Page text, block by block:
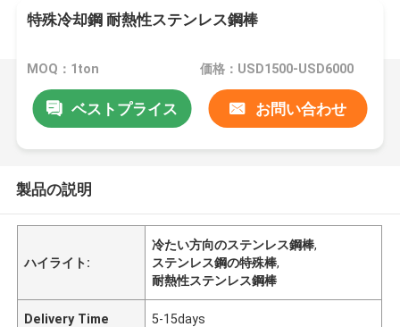
特殊冷却鋼 耐熱性ステンレス鋼棒
MOQ：1ton 価格：USD1500-USD6000
ベストプライス お問い合わせ
製品の説明
ハイライト:
冷たい方向のステンレス鋼棒,
ステンレス鋼の特殊棒,
耐熱性ステンレス鋼棒
Delivery Time 5-15days